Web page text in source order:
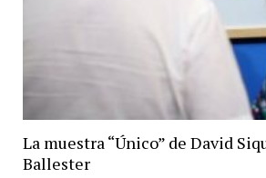
La muestra “Único” de David
Ballester